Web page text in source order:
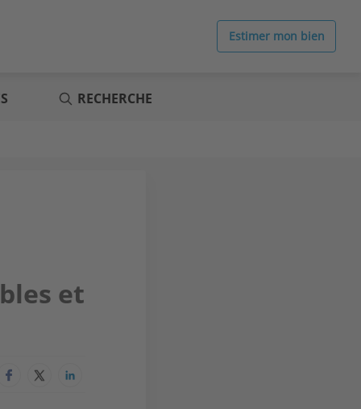
Estimer mon bien
RECHERCHE
et